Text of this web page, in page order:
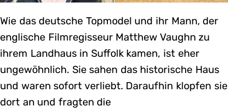
Wie das deutsche Topmodel und ihr Mann, der
englische Filmregisseur Matthew Vaughn zu
ihrem Landhaus in Suffolk kamen, ist eher
ungewöhnlich. Sie sahen das historische Haus
und waren sofort verliebt. Daraufhin klopfen sie
dort an und fragten die